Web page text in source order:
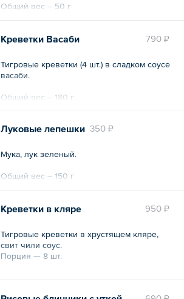
Общий вес – 50 г
790 ₽
Креветки Васаби
Тигровые креветки (4 шт.) в сладком соусе
васаби.
Общий вес – 180 г
350 ₽
Луковые лепешки
Мука, лук зеленый.
Общий вес – 150 г
950 ₽
Креветки в кляре
Тигровые креветки в хрустящем кляре,
свит чили соус.
Порция — 8 шт.
Общий вес – 210 г